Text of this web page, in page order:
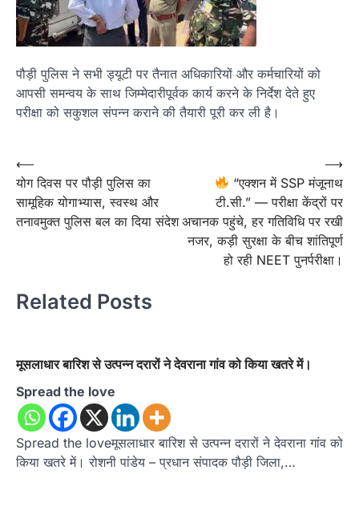
पौड़ी पुलिस ने सभी ड्यूटी पर तैनात अधिकारियों और कर्मचारियों को
आपसी समन्वय के साथ जिम्मेदारीपूर्वक कार्य करने के निर्देश देते हुए
परीक्षा को सकुशल संपन्न कराने की तैयारी पूरी कर ली है।
Post
navigation
⟵
योग दिवस पर पौड़ी पुलिस का
सामूहिक योगाभ्यास, स्वस्थ और
तनावमुक्त पुलिस बल का दिया संदेश
“एक्शन में SSP मंजूनाथ
टी.सी.” — परीक्षा केंद्रों पर
अचानक पहुंचे, हर गतिविधि पर रखी
नजर, कड़ी सुरक्षा के बीच शांतिपूर्ण
हो रही NEET पुनर्परीक्षा।
⟶
Related Posts
मूसलाधार बारिश से उत्पन्न दरारों ने देवराना गांव को किया खतरे में।
Spread the love
Spread the loveमूसलाधार बारिश से उत्पन्न दरारों ने देवराना गांव को
किया खतरे में। रोशनी पांडेय – प्रधान संपादक पौड़ी जिला,…